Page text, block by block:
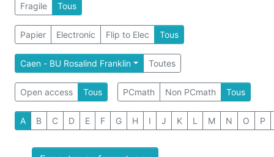
Fragile Tous
Papier Electronic Flip to Elec Tous
Caen - BU Rosalind Franklin Toutes
Open access Tous PCmath Non PCmath Tous
A B C D E F G H I J K L M N O P